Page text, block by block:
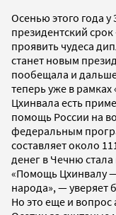
Осенью этого года
президентский
проявить чудеса
станет новым
пообещала и
теперь уже в
Цхинвала есть
помощь России на
федеральным
составляет около
денег в Чечню
«Помощь Цхинвалу —
народа», —
Но это еще и